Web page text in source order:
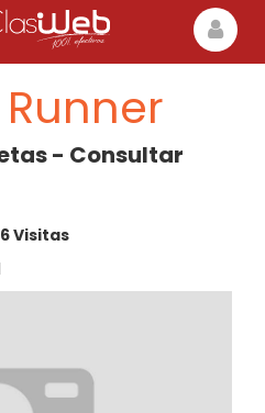
- Consultar
Visitas